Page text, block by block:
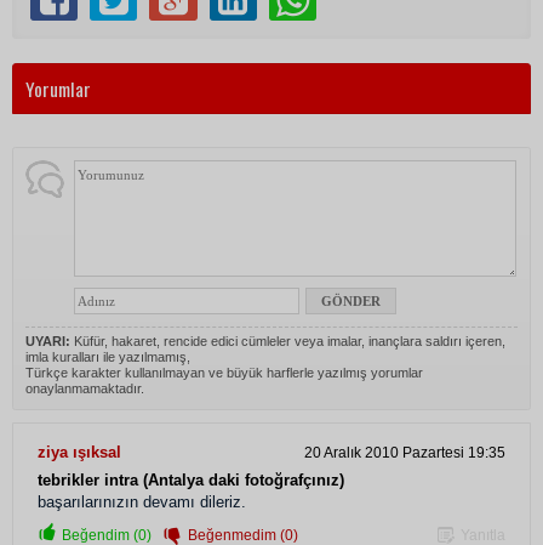
Yorumlar
UYARI: Küfür, hakaret, rencide edici cümleler veya imalar, inançlara saldırı içeren,
imla kuralları ile yazılmamış,
Türkçe karakter kullanılmayan ve büyük harflerle yazılmış yorumlar
onaylanmamaktadır.
ziya ışıksal 20 Aralık 2010 Pazartesi 19:35
tebrikler intra (Antalya daki fotoğrafçınız)
başarılarınızın devamı dileriz.
Beğendim (0) Beğenmedim (0) Yanıtla